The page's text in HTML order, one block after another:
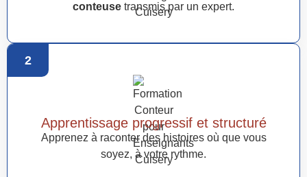
conteuse transmis par un expert.
2
Apprentissage progressif et structuré
Apprenez à raconter des histoires où que vous
soyez, à votre rythme.